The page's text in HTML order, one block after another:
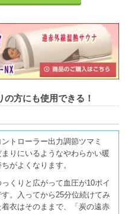
方にも使用できる！
トローラー出力調節ツマミ
りにいるようなやわらかい暖
がよくなります。
くりと広がって血圧が10ポイ
。入ってから25分位続けてみ
衣はそのままで、「炭の遠赤